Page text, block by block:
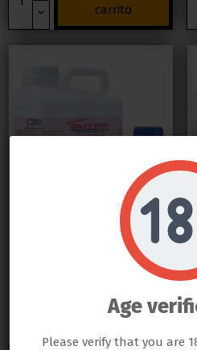
carrito
FERTILIZANTES CANNABIOGEN
FloracionAge
Please verify that you are
LLAMAS GROW NO VENDE ABSOLUTAMENTE
TODOS LOS PRODUCTOS QUE SE VENDEN EN ESTA WEB
GERMINAR NI CULTIVAR, SI ALGÚN CLIENTE DE